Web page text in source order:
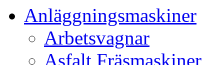
Anläggningsmaskiner
Arbetsvagnar
Asfalt Fräsmaskiner